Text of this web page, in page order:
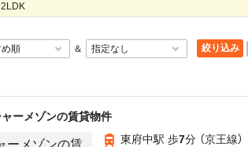
2LDK
＆ 絞り込み
ーメゾンの賃貸物件
東府中駅 歩7分 （京王線）